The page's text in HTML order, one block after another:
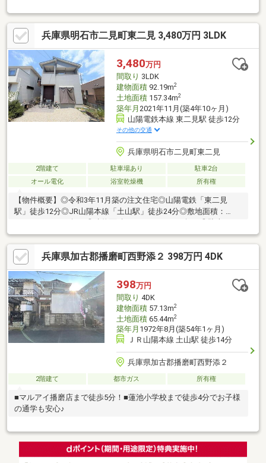
実施）■全居室約6.0帖以上あり■全居室収納あり■玄関には便利な
シューズクローゼットあり■太陽光システム有（2.6kWh）
兵庫県明石市二見町東二見 3,480万円 3LDK
3,480万円
間取り 3LDK
建物面積92.19m2
土地面積157.34m2
築年月 2021年11月(築4年10ヶ月)
山陽電鉄本線 東二見駅 徒歩12分
その他の交通
兵庫県明石市二見町東二見
2階建て 駐車場あり
駐車2台
オール電化
浴室乾燥機 所有権
【物件概要】◎令和3年11月築の注文住宅◎山陽電鉄「東二見
駅」徒歩12分◎JR山陽本線「土山駅」徒歩24分◎敷地面積：
157.34㎡（47.59坪）◎建物面積：92.19㎡（27.88坪）◎駐車スペ
ース2台有（車種による）◎安心安全なオール電化住宅【オススメ
ポイント】☆デザイン性と使い勝手を兼ね備えたアイランドキッ
チン☆ガーデニングやBBQ、プール遊びなど多彩な楽しみ方がで
きる広いお庭☆収納力とゆとりを兼ね備えた使い勝手の良い玄関
スペース☆太陽光発電システム搭載で家計にも優しい物件です☆
広さにゆとりのある一坪サイズの浴室です☆スーパーやコンビニ
も徒歩圏内の便利な立地
兵庫県加古郡播磨町西野添２ 398万円 4DK
398万円
間取り 4DK
建物面積57.13m2
土地面積65.44m2
築年月 1972年8月(築54年1ヶ月)
ＪＲ山陽本線 土山駅 徒歩14分
兵庫県加古郡播磨町西野添２
2階建て 都市ガス 所有権
■マルアイ播磨店まで徒歩5分！■蓮池小学校まで徒歩4分でお子様
の通学も安心♪